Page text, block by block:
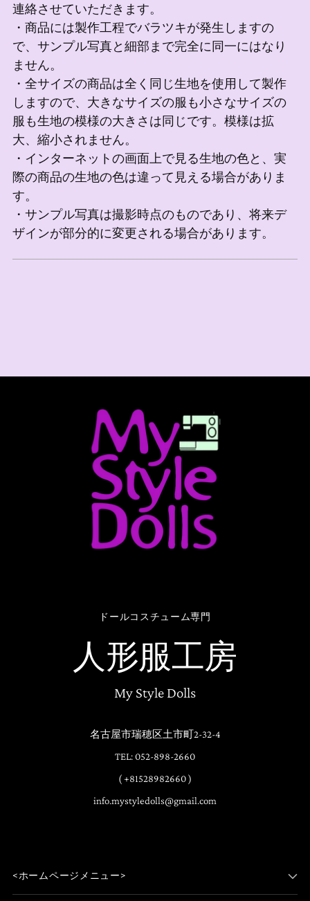
連絡させていただきます。
・商品には製作工程でバラツキが発生しますの
で、サンプル写真と細部まで完全に同一にはなり
ません。
・全サイズの商品は全く同じ生地を使用して製作
しますので、大きなサイズの服も小さなサイズの
服も生地の模様の大きさは同じです。模様は拡
大、縮小されません。
・インターネットの画面上で見る生地の色と、実
際の商品の生地の色は違って見える場合がありま
す。
・サンプル写真は撮影時点のものであり、将来デ
ザインが部分的に変更される場合があります。
ドールコスチューム専門
人形服工房
My Style Dolls
名古屋市瑞穂区土市町2-32-4
TEL: 052-898-2660
( +81528982660 )
info.mystyledolls@gmail.com
<ホームページメニュー>